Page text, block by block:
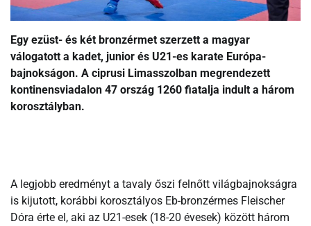
Egy ezüst- és két bronzérmet szerzett a magyar
válogatott a kadet, junior és U21-es karate Európa-
bajnokságon. A ciprusi Limasszolban megrendezett
kontinensviadalon 47 ország 1260 fiatalja indult a három
korosztályban.
A legjobb eredményt a tavaly őszi felnőtt világbajnokságra
is kijutott, korábbi korosztályos Eb-bronzérmes Fleischer
Dóra érte el, aki az U21-esek (18-20 évesek) között három